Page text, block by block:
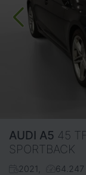
AUDI A5 45
SPORTBACK
2021 64.247